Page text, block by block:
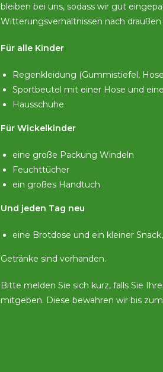
bleiben bei uns, sodass wir gut
Witterungsverhältnissen nach
Für alle Kinder
Regenkleidung (Gummistiefel,
Sportbeutel mit einer Hose und
Hausschuhe
Für Wickelkinder
eine große Packung Windeln
Feuchttücher
ein großes Handtuch
Und jeden Tag neu
eine Brotdose und ein kleiner
Getränke sind vorhanden.
Bitte melden Sie sich kurz, falls Sie
mitgeben. Diese bewahren wir bis